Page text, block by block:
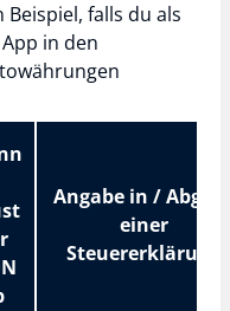
falls du als
in den
Angabe in /
einer
Steuererklärung